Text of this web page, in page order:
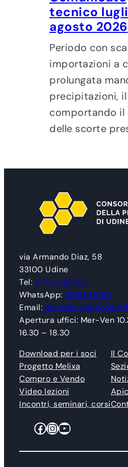
tecnico
agosto 2026
Periodo con
importazioni a
prolungata
precipitazioni,
comportando il
delle scorte
via Armando Diaz, 58
33100 Udine
Tel: 0432 295985
WhatsApp: 3319845153
Email:
Apertura uffici: Mer-Ven
16.30 – 18.30
Download per i soci
Progetto Melixa
Compro e Vendo
Video lezioni
Incontri, seminari, corsi
Il
Facebook
Instagram
YouTube